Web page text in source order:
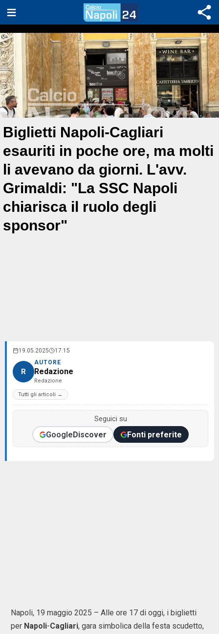
Biglietti Napoli-Cagliari
esauriti in poche ore, ma molti
li avevano da giorni. L'avv.
Grimaldi: "La SSC Napoli
chiarisca il ruolo degli
sponsor"
19.05.2025 17:15
R
AUTORE
Redazione
Redazione
Tutti gli articoli →
Seguici su
GoogleDiscover Fonti preferite
Napoli, 19 maggio 2025 – Alle ore 17 di oggi, i biglietti
per Napoli-Cagliari, gara simbolica della festa scudetto,